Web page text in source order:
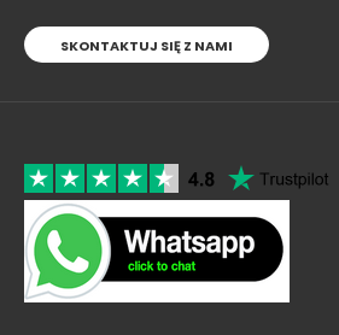
SKONTAKTUJ SIĘ Z NAMI